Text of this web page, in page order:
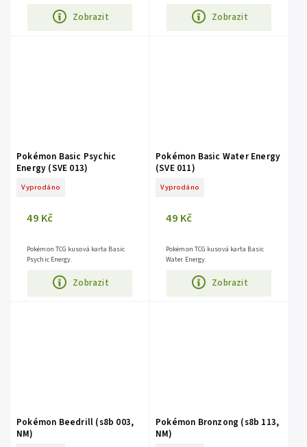
Zobrazit Zobrazit
Pokémon Basic Psychic
Energy (SVE 013)
Vyprodáno
49 Kč
Zobrazit
Pokémon TCG kusová karta Basic
Psychic Energy.
Pokémon Basic Water Energy
(SVE 011)
Vyprodáno
49 Kč
Zobrazit
Pokémon TCG kusová karta Basic
Water Energy.
Pokémon Beedrill (s8b 003,
NM)
Pokémon Bronzong (s8b 113,
NM)